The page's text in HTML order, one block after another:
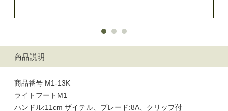
商品説明
商品番号 M1-13K
ライトフートM1
ハンドル:11cm ザイテル、ブレード:8A、クリップ付